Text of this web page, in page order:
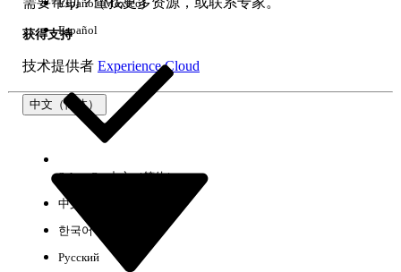
获得支持
技术提供者 Experience Cloud
中文（简体）
Español (México)
Español
Select Org中文（简体）
中文（繁体）
한국어
Русский